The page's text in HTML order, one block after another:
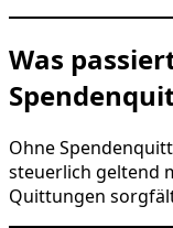
Was
Ohne
steuerlich geltend
Quittungen